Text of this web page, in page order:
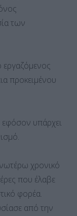
των
εργαζόμενος
προκειμένου
εφόσον υπάρχει
χρονικό
που έλαβε
φορέα.
από την